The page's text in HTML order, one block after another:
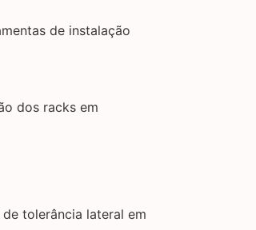
de instalação
dos racks em
tolerância lateral em